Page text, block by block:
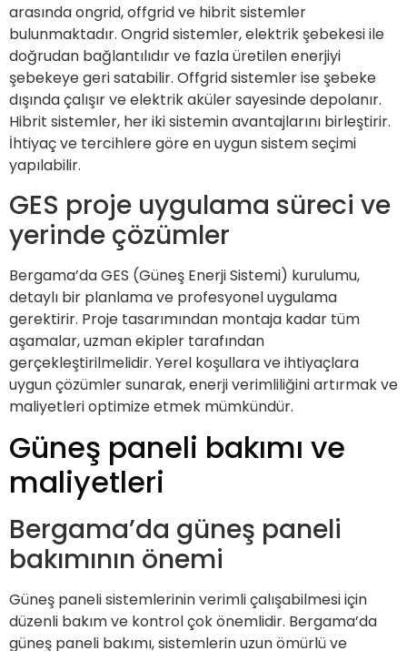
arasında ongrid, offgrid ve hibrit sistemler
bulunmaktadır. Ongrid sistemler, elektrik şebekesi ile
doğrudan bağlantılıdır ve fazla üretilen enerjiyi
şebekeye geri satabilir. Offgrid sistemler ise şebeke
dışında çalışır ve elektrik aküler sayesinde depolanır.
Hibrit sistemler, her iki sistemin avantajlarını birleştirir.
İhtiyaç ve tercihlere göre en uygun sistem seçimi
yapılabilir.
GES proje uygulama süreci ve
yerinde çözümler
Bergama’da GES (Güneş Enerji Sistemi) kurulumu,
detaylı bir planlama ve profesyonel uygulama
gerektirir. Proje tasarımından montaja kadar tüm
aşamalar, uzman ekipler tarafından
gerçekleştirilmelidir. Yerel koşullara ve ihtiyaçlara
uygun çözümler sunarak, enerji verimliliğini artırmak ve
maliyetleri optimize etmek mümkündür.
Güneş paneli bakımı ve
maliyetleri
Bergama’da güneş paneli
bakımının önemi
Güneş paneli sistemlerinin verimli çalışabilmesi için
düzenli bakım ve kontrol çok önemlidir. Bergama’da
güneş paneli bakımı, sistemlerin uzun ömürlü ve